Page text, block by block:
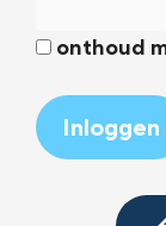
onthoud